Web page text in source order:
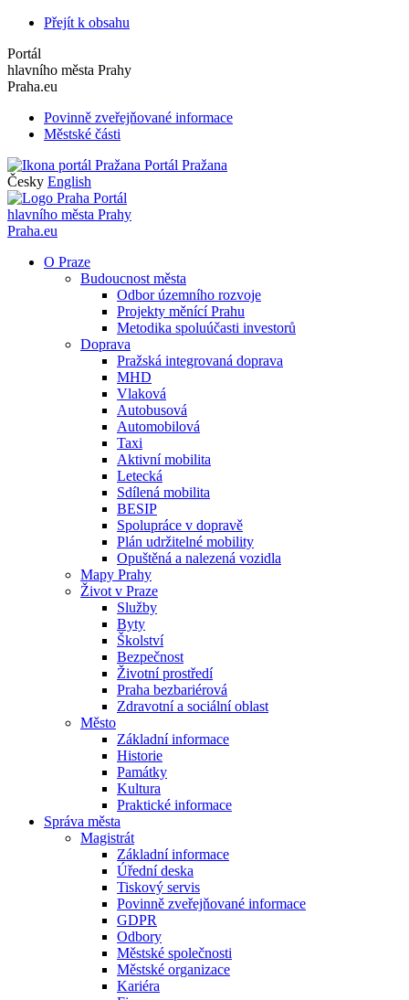
Přejít k obsahu
Portál
hlavního města Prahy
Praha.eu
Povinně zveřejňované informace
Městské části
Portál Pražana
Česky English
Portál
hlavního města Prahy
Praha.eu
O Praze
Budoucnost města
Odbor územního rozvoje
Projekty měnící Prahu
Metodika spoluúčasti investorů
Doprava
Pražská integrovaná doprava
MHD
Vlaková
Autobusová
Automobilová
Taxi
Aktivní mobilita
Letecká
Sdílená mobilita
BESIP
Spolupráce v dopravě
Plán udržitelné mobility
Opuštěná a nalezená vozidla
Mapy Prahy
Život v Praze
Služby
Byty
Školství
Bezpečnost
Životní prostředí
Praha bezbariérová
Zdravotní a sociální oblast
Město
Základní informace
Historie
Památky
Kultura
Praktické informace
Správa města
Magistrát
Základní informace
Úřední deska
Tiskový servis
Povinně zveřejňované informace
GDPR
Odbory
Městské společnosti
Městské organizace
Kariéra